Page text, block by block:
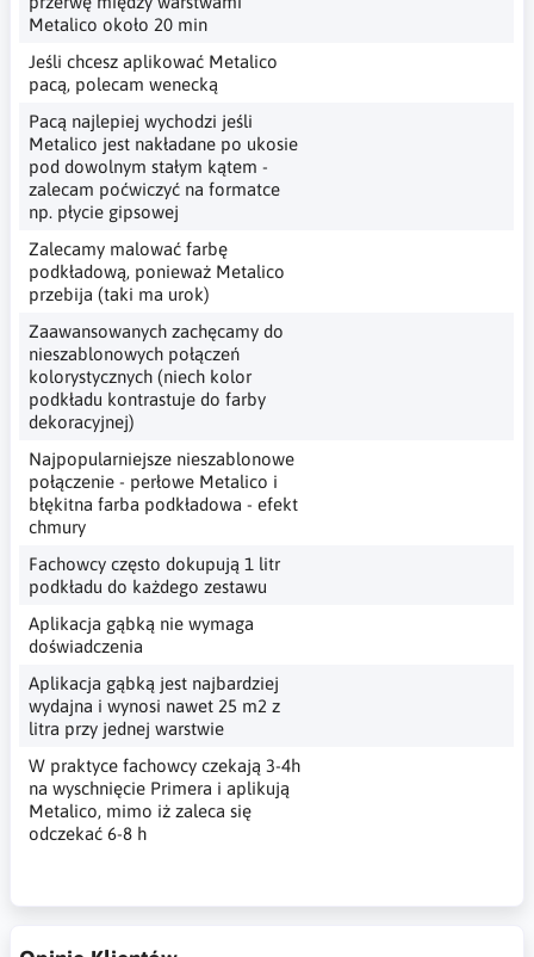
Metalico około 20 min
Jeśli chcesz aplikować Metalico
pacą, polecam wenecką
Pacą najlepiej wychodzi jeśli
Metalico jest nakładane po ukosie
pod dowolnym stałym kątem -
zalecam poćwiczyć na formatce
np. płycie gipsowej
Zalecamy malować farbę
podkładową, ponieważ Metalico
przebija (taki ma urok)
Zaawansowanych zachęcamy do
nieszablonowych połączeń
kolorystycznych (niech kolor
podkładu kontrastuje do farby
dekoracyjnej)
Najpopularniejsze nieszablonowe
połączenie - perłowe Metalico i
błękitna farba podkładowa - efekt
chmury
Fachowcy często dokupują 1 litr
podkładu do każdego zestawu
Aplikacja gąbką nie wymaga
doświadczenia
Aplikacja gąbką jest najbardziej
wydajna i wynosi nawet 25 m2 z
litra przy jednej warstwie
W praktyce fachowcy czekają 3-4h
na wyschnięcie Primera i aplikują
Metalico, mimo iż zaleca się
odczekać 6-8 h